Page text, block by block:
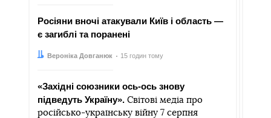
Росіяни вночі атакували Київ і область —
є загиблі та поранені
Автор:
Вероніка Довганюк
Дата: 15 годин тому
«Західні союзники ось-ось знову
підведуть Україну». Світові медіа про
російсько-українську війну 7 серпня